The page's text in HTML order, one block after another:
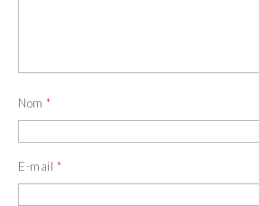
Nom *
E-mail *